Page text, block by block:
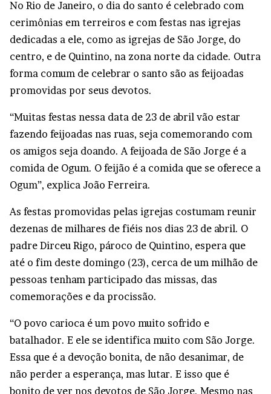
No Rio de Janeiro, o dia do santo é celebrado com
cerimônias em terreiros e com festas nas igrejas
dedicadas a ele, como as igrejas de São Jorge, do
centro, e de Quintino, na zona norte da cidade. Outra
forma comum de celebrar o santo são as feijoadas
promovidas por seus devotos.
“Muitas festas nessa data de 23 de abril vão estar
fazendo feijoadas nas ruas, seja comemorando com
os amigos seja doando. A feijoada de São Jorge é a
comida de Ogum. O feijão é a comida que se oferece a
Ogum”, explica João Ferreira.
As festas promovidas pelas igrejas costumam reunir
dezenas de milhares de fiéis nos dias 23 de abril. O
padre Dirceu Rigo, pároco de Quintino, espera que
até o fim deste domingo (23), cerca de um milhão de
pessoas tenham participado das missas, das
comemorações e da procissão.
“O povo carioca é um povo muito sofrido e
batalhador. E ele se identifica muito com São Jorge.
Essa que é a devoção bonita, de não desanimar, de
não perder a esperança, mas lutar. E isso que é
bonito de ver nos devotos de São Jorge. Mesmo nas